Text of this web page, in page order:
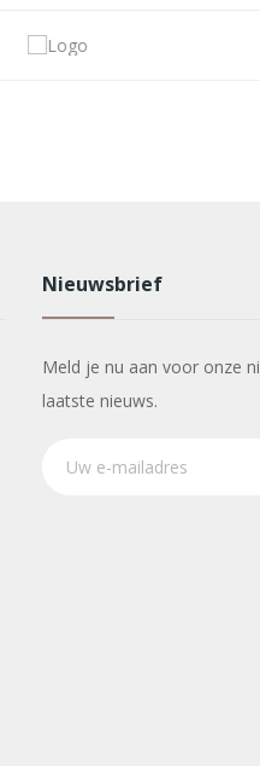
Nieuwsbrief
Meld je nu aan voor onze
laatste nieuws.